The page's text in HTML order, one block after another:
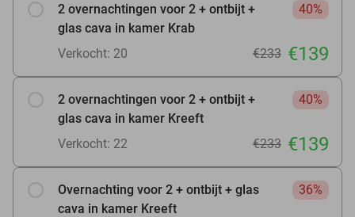
2 overnachtingen voor 2 + ontbijt +
glas cava in kamer Krab
40%
Verkocht: 20 €233 €139
2 overnachtingen voor 2 + ontbijt +
glas cava in kamer Kreeft
40%
Verkocht: 22 €233 €139
Overnachting voor 2 + ontbijt + glas
cava in kamer Kreeft
36%